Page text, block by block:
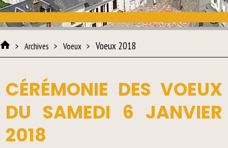
Archives Voeux Voeux 2018
CÉRÉMONIE DES VOEUX
DU SAMEDI 6 JANVIER
2018